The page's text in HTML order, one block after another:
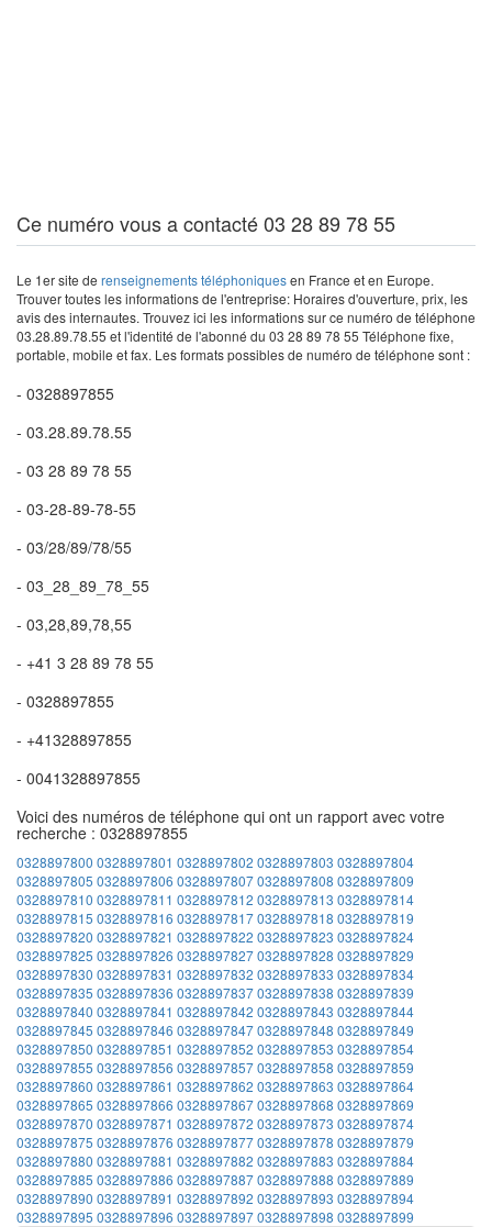
Ce numéro vous a contacté 03 28 89 78 55
Le 1er site de renseignements téléphoniquesen France et en Europe.
Trouver toutes les informations de l'entreprise: Horaires d'ouverture, prix, les
avis des internautes. Trouvez ici les informations sur ce numéro de téléphone
03.28.89.78.55 et l'identité de l'abonné du 03 28 89 78 55 Téléphone fixe,
portable, mobile et fax. Les formats possibles de numéro de téléphone sont :
- 0328897855
- 03.28.89.78.55
- 03 28 89 78 55
- 03-28-89-78-55
- 03/28/89/78/55
- 03_28_89_78_55
- 03,28,89,78,55
- +41 3 28 89 78 55
- 0328897855
- +41328897855
- 0041328897855
Voici des numéros de téléphone qui ont un rapport avec votre
recherche : 0328897855
0328897800 0328897801 0328897802 0328897803 0328897804
0328897805 0328897806 03288978070328897808 0328897809
0328897810 0328897811 0328897812 0328897813 0328897814
0328897815 0328897816 03288978170328897818 0328897819
0328897820 0328897821 0328897822 0328897823 0328897824
0328897825 0328897826 03288978270328897828 0328897829
0328897830 0328897831 0328897832 0328897833 0328897834
0328897835 0328897836 03288978370328897838 0328897839
0328897840 0328897841 0328897842 0328897843 0328897844
0328897845 0328897846 03288978470328897848 0328897849
0328897850 0328897851 0328897852 0328897853 0328897854
0328897855 0328897856 03288978570328897858 0328897859
0328897860 0328897861 0328897862 0328897863 0328897864
0328897865 0328897866 03288978670328897868 0328897869
0328897870 0328897871 0328897872 0328897873 0328897874
0328897875 0328897876 03288978770328897878 0328897879
0328897880 0328897881 0328897882 0328897883 0328897884
0328897885 0328897886 03288978870328897888 0328897889
0328897890 0328897891 0328897892 0328897893 0328897894
0328897895 0328897896 03288978970328897898 0328897899